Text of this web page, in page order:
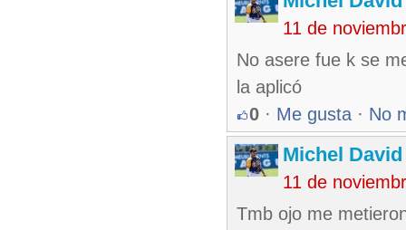
11 de
No asere fue k se
la aplicó
0 · Me gusta · No
Michel
11 de
Tmb ojo me